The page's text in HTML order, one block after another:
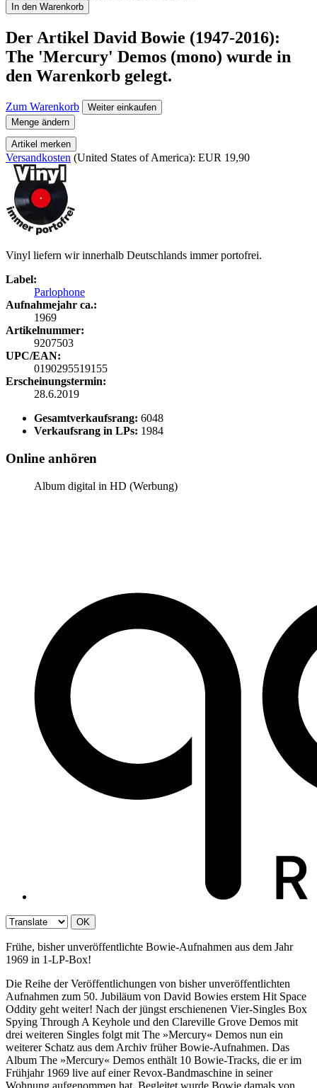
In den Warenkorb
Der Artikel David Bowie (1947-2016):
The 'Mercury' Demos (mono) wurde in
den Warenkorb gelegt.
Zum Warenkorb
Weiter einkaufen
Menge ändern
Artikel merken
Versandkosten (United States of America): EUR 19,90
Vinyl liefern wir innerhalb Deutschlands immer portofrei.
Label:
Parlophone
Aufnahmejahr ca.:
1969
Artikelnummer:
9207503
UPC/EAN:
0190295519155
Erscheinungstermin:
28.6.2019
Gesamtverkaufsrang: 6048
Verkaufsrang in LPs: 1984
Online anhören
Album digital in HD (Werbung)
OK
Frühe, bisher unveröffentlichte Bowie-Aufnahmen aus dem Jahr
1969 in 1-LP-Box!
Die Reihe der Veröffentlichungen von bisher unveröffentlichten
Aufnahmen zum 50. Jubiläum von David Bowies erstem Hit Space
Oddity geht weiter! Nach der jüngst erschienenen Vier-Singles Box
Spying Through A Keyhole und den Clareville Grove Demos mit
drei weiteren Singles folgt mit The »Mercury« Demos nun ein
weiterer Schatz aus dem Archiv früher Bowie-Aufnahmen. Das
Album The »Mercury« Demos enthält 10 Bowie-Tracks, die er im
Frühjahr 1969 live auf einer Revox-Bandmaschine in seiner
Wohnung aufgenommen hat. Begleitet wurde Bowie damals von